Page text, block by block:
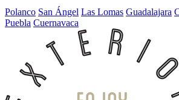
Polanco San Ángel Las Lomas Guadalajara
Puebla Cuernavaca